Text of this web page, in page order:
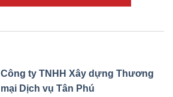
Công ty TNHH Xây dựng Thương
mại Dịch vụ Tân Phú